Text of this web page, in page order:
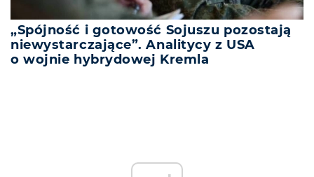
„Spójność i gotowość Sojuszu pozostają
niewystarczające”. Analitycy z USA
o wojnie hybrydowej Kremla